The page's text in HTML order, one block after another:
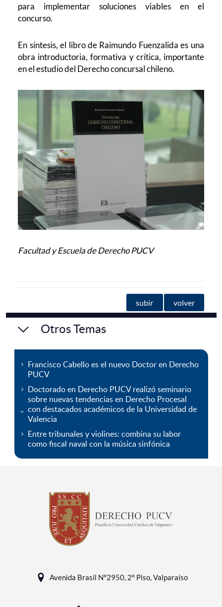
para implementar soluciones viables en el
concurso.
En síntesis, el libro de Raimundo Fuenzalida es una
obra introductoria, formativa y crítica, importante
en el estudio del Derecho concursal chileno.
Facultad y Escuela de Derecho PUCV
subir volver
Otros Temas
Francisco Cabello es el nuevo Doctor en Derecho
PUCV
Doctorado en Derecho PUCV realizó seminario
sobre nuevas tendencias en Derecho Procesal
con destacados académicos de la Universidad de
Valencia
Entre tribunales y violines: combina su labor
como fiscal naval con la música sinfónica
Avenida Brasil N°2950, 2° Piso, Valparaíso